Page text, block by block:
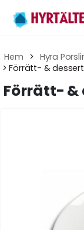
Hem > Hyra
> Förrätt- &
Förrätt- &